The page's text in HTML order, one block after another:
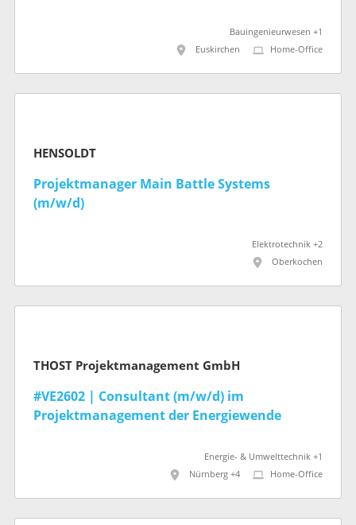
Bauingenieurwesen +1
Euskirchen
Home-Office
HENSOLDT
Projektmanager Main Battle Systems
(m/w/d)
Elektrotechnik +2
Oberkochen
THOST Projektmanagement GmbH
#VE2602 | Consultant (m/w/d) im
Projektmanagement der Energiewende
Energie- & Umwelttechnik +1
Nürnberg +4
Home-Office